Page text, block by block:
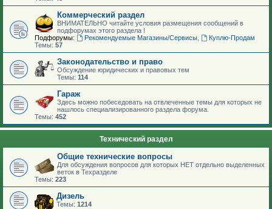
Коммерческий раздел
ВНИМАТЕЛЬНО читайте условия размещения сообщений в
подфорумах этого раздела !
Подфорумы:
Рекомендуемые Магазины/Сервисы,
Куплю-Продам
Темы: 57
Законодательство и право
Обсуждение юридических и правовых тем
Темы: 114
Гараж
Здесь можно побеседовать на отвлеченные темы для которых не
нашлось специализированного раздела форума.
Темы: 452
Технический раздел
Общие технические вопросы
Для обсуждения вопросов для которых НЕТ отдельно выделенных
веток в Техразделе
Темы: 223
Дизель
Темы: 1214